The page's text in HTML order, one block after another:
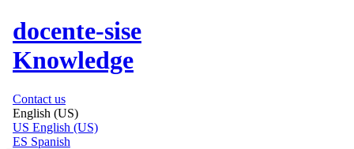
docente-sise
Knowledge
Contact us
English (US)
US English (US)
ES Spanish